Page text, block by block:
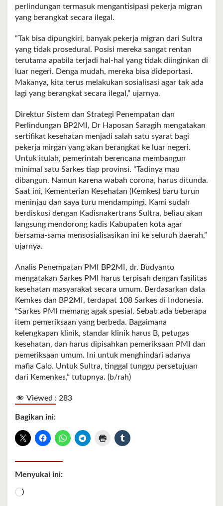
perlindungan termasuk mengantisipasi pekerja migran
yang berangkat secara ilegal.
“Tak bisa dipungkiri, banyak pekerja migran dari Sultra
yang tidak prosedural. Posisi mereka sangat rentan
terutama apabila terjadi hal-hal yang tidak diinginkan di
luar negeri. Denga mudah, mereka bisa dideportasi.
Makanya, kita terus melakukan sosialisasi agar tak ada
lagi yang berangkat secara ilegal,” ujarnya.
Direktur Sistem dan Strategi Penempatan dan
Perlindungan BP2MI, Dr Haposan Saragih mengatakan
sertifikat kesehatan menjadi salah satu syarat bagi
pekerja mirgan yang akan berangkat ke luar negeri.
Untuk itulah, pemerintah berencana membangun
minimal satu Sarkes tiap provinsi. “Tadinya mau
dibangun. Namun karena wabah corona, harus ditunda.
Saat ini, Kementerian Kesehatan (Kemkes) baru turun
meninjau dan saya turu mendampingi. Kami sudah
berdiskusi dengan Kadisnakertrans Sultra, beliau akan
langsung mendorong kadis Kabupaten kota agar
bersama-sama mensosialisasikan ini ke seluruh daerah,”
ujarnya.
Analis Penempatan PMI BP2MI, dr. Budyanto
mengatakan Sarkes PMI harus terpisah dengan fasilitas
kesehatan masyarakat secara umum. Berdasarkan data
Kemkes dan BP2MI, terdapat 108 Sarkes di Indonesia.
“Sarkes PMI memang agak spesial. Sebab ada beberapa
item pemeriksaan yang berbeda. Bagaimana
kelengkapan klinik, standar klinik harus B, petugas
kesehatan, dan harus dipisahkan pemeriksaan PMI dan
pemeriksaan umum. Ini untuk menghindari adanya
mafia Calo. Untuk Sultra, tinggal tunggu persetujuan
dari Kemenkes,” tutupnya. (b/rah)
Viewed : 283
Bagikan ini:
Menyukai ini:
Memuat...